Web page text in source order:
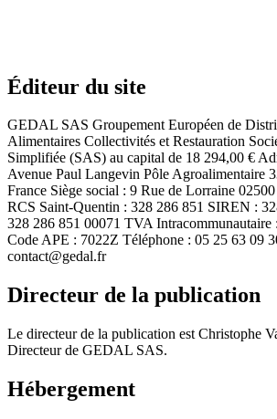
Éditeur du site
GEDAL SAS Groupement Européen de
Alimentaires Collectivités et Restauration
Simplifiée (SAS) au capital de 18 294,00 €
Avenue Paul Langevin Pôle Agroalimentaire
France Siège social : 9 Rue de Lorraine
RCS Saint-Quentin : 328 286 851 SIREN :
328 286 851 00071 TVA Intracommunautaire
Code APE : 7022Z Téléphone : 05 25 63 09
contact@gedal.fr
Directeur de la publication
Le directeur de la publication est Christophe
Directeur de GEDAL SAS.
Hébergement